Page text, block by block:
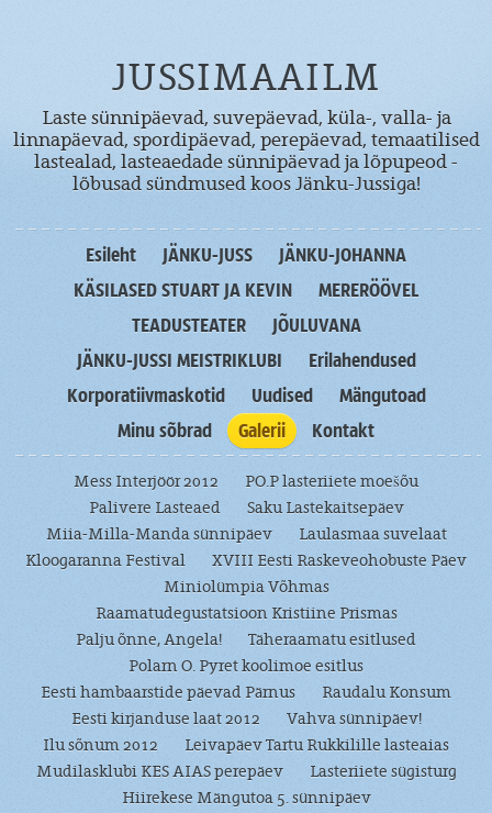
JUSSIMAAILM
Laste sünnipäevad, suvepäevad, küla-, valla- ja
linnapäevad, spordipäevad, perepäevad, temaatilised
lastealad, lasteaedade sünnipäevad ja lõpupeod -
lõbusad sündmused koos Jänku-Jussiga!
Esileht JÄNKU-JUSS
JÄNKU-JOHANNA
KÄSILASED STUART JA KEVIN
MERERÖÖVEL
TEADUSTEATER
JÕULUVANA
JÄNKU-JUSSI MEISTRIKLUBI
Erilahendused
Korporatiivmaskotid
Uudised
Mängutoad
Minu sõbrad
Galerii Kontakt
Mess Interjöör 2012
PO.P lasteriiete moešõu
Palivere Lasteaed
Saku Lastekaitsepäev
Miia-Milla-Manda sünnipäev
Laulasmaa suvelaat
Kloogaranna Festival
XVIII Eesti Raskeveohobuste Päev
Miniolümpia Võhmas
Raamatudegustatsioon Kristiine Prismas
Palju õnne, Angela!
Täheraamatu esitlused
Polarn O. Pyret koolimoe esitlus
Eesti hambaarstide päevad Pärnus
Raudalu Konsum
Eesti kirjanduse laat 2012
Vahva sünnipäev!
Ilu sõnum 2012
Leivapäev Tartu Rukkilille lasteaias
Mudilasklubi KES AIAS perepäev
Lasteriiete sügisturg
Hiirekese Mängutoa 5. sünnipäev